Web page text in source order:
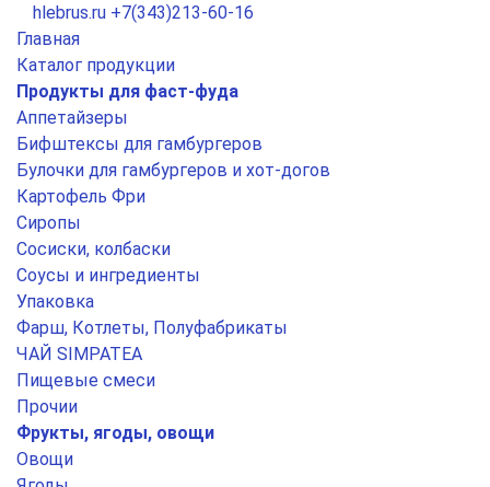
hlebrus.ru +7(343)213-60-16
Главная
Каталог продукции
Продукты для фаст-фуда
Аппетайзеры
Бифштексы для гамбургеров
Булочки для гамбургеров и хот-догов
Картофель Фри
Сиропы
Сосиски, колбаски
Соусы и ингредиенты
Упаковка
Фарш, Котлеты, Полуфабрикаты
ЧАЙ SIMPATEA
Пищевые смеси
Прочии
Фрукты, ягоды, овощи
Овощи